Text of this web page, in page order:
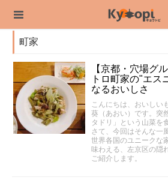
町家
【京都・穴場グ
トロ町家の"エス
なるおいしさ
こんにちは、おいしい
葵（あおい）です。突
タドリ」という山菜を
さて、今回はそんな一
世界各国のユニークな
味わえる、左京区の隠
ご紹介します。